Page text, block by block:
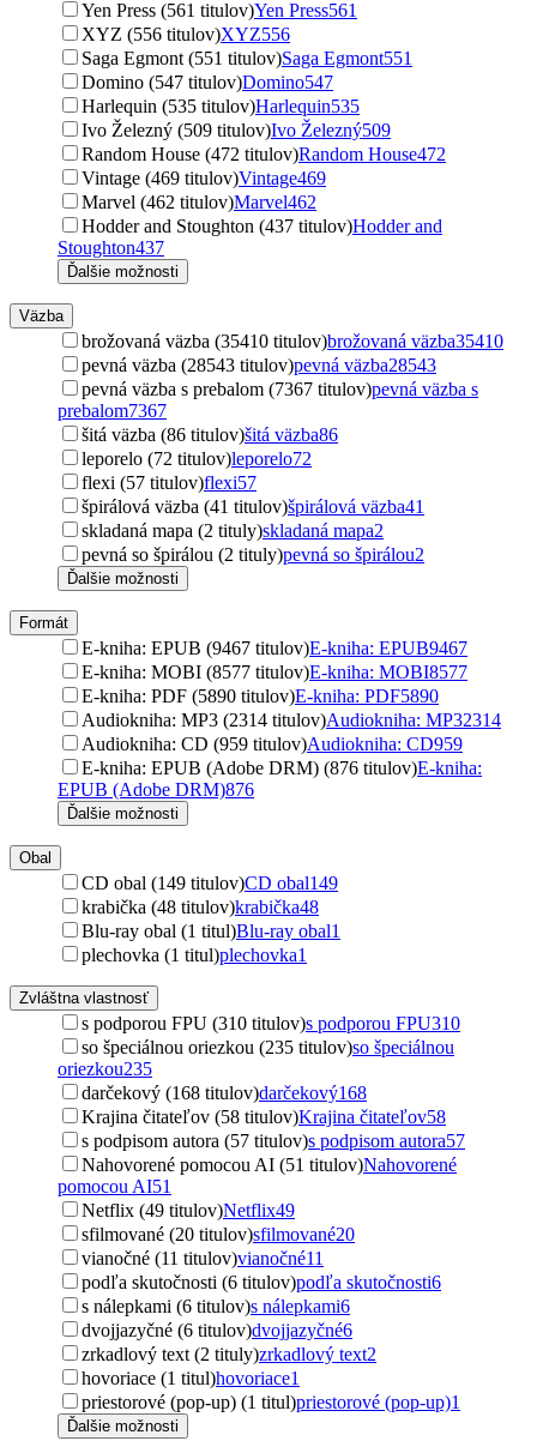
Yen Press (561 titulov)Yen Press561
XYZ (556 titulov)XYZ556
Saga Egmont (551 titulov)Saga Egmont551
Domino (547 titulov)Domino547
Harlequin (535 titulov)Harlequin535
Ivo Železný (509 titulov)Ivo Železný509
Random House (472 titulov)Random House472
Vintage (469 titulov)Vintage469
Marvel (462 titulov)Marvel462
Hodder and Stoughton (437 titulov)Hodder and
Stoughton437
Ďalšie možnosti
Väzba
brožovaná väzba (35410 titulov)brožovaná väzba35410
pevná väzba (28543 titulov)pevná väzba28543
pevná väzba s prebalom (7367 titulov)pevná väzba s
prebalom7367
šitá väzba (86 titulov)šitá väzba86
leporelo (72 titulov)leporelo72
flexi (57 titulov)flexi57
špirálová väzba (41 titulov)špirálová väzba41
skladaná mapa (2 tituly)skladaná mapa2
pevná so špirálou (2 tituly)pevná so špirálou2
Ďalšie možnosti
Formát
E-kniha: EPUB (9467 titulov)E-kniha: EPUB9467
E-kniha: MOBI (8577 titulov)E-kniha: MOBI8577
E-kniha: PDF (5890 titulov)E-kniha: PDF5890
Audiokniha: MP3 (2314 titulov)Audiokniha: MP32314
Audiokniha: CD (959 titulov)Audiokniha: CD959
E-kniha: EPUB (Adobe DRM) (876 titulov)E-kniha:
EPUB (Adobe DRM)876
Ďalšie možnosti
Obal
CD obal (149 titulov)CD obal149
krabička (48 titulov)krabička48
Blu-ray obal (1 titul)Blu-ray obal1
plechovka (1 titul)plechovka1
Zvláštna vlastnosť
s podporou FPU (310 titulov)s podporou FPU310
so špeciálnou oriezkou (235 titulov)so špeciálnou
oriezkou235
darčekový (168 titulov)darčekový168
Krajina čitateľov (58 titulov)Krajina čitateľov58
s podpisom autora (57 titulov)s podpisom autora57
Nahovorené pomocou AI (51 titulov)Nahovorené
pomocou AI51
Netflix (49 titulov)Netflix49
sfilmované (20 titulov)sfilmované20
vianočné (11 titulov)vianočné11
podľa skutočnosti (6 titulov)podľa skutočnosti6
s nálepkami (6 titulov)s nálepkami6
dvojjazyčné (6 titulov)dvojjazyčné6
zrkadlový text (2 tituly)zrkadlový text2
hovoriace (1 titul)hovoriace1
priestorové (pop-up) (1 titul)priestorové (pop-up)1
Ďalšie možnosti